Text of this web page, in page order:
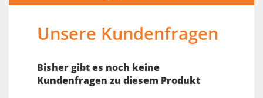
Unsere Kundenfragen
Bisher gibt es noch keine
Kundenfragen zu diesem Produkt